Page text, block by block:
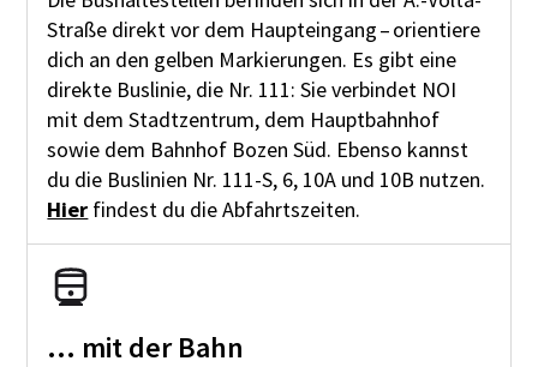
Straße direkt vor dem Haupteingang – orientiere
dich an den gelben Markierungen. Es gibt eine
direkte Buslinie, die Nr. 111: Sie verbindet NOI
mit dem Stadtzentrum, dem Hauptbahnhof
sowie dem Bahnhof Bozen Süd. Ebenso kannst
du die Buslinien Nr. 111-S, 6, 10A und 10B nutzen.
Hier findest du die Abfahrtszeiten.
... mit der Bahn